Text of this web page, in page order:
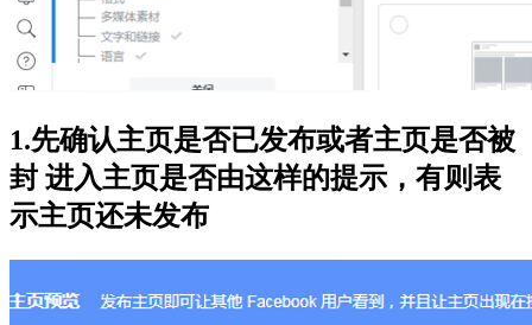
1.先确认主页是否已发布或者主页是否被
封 进入主页是否由这样的提示，有则表
示主页还未发布